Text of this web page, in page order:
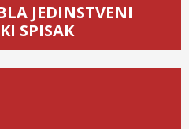
JEDINSTVENI
SPISAK